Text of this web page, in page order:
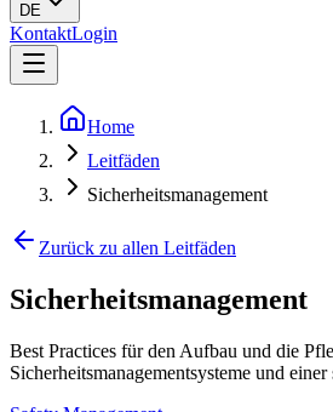
DE
KontaktLogin
Home
Leitfäden
Sicherheitsmanagement
Zurück zu allen Leitfäden
Sicherheitsmanagement
Best Practices für den Aufbau und die
Sicherheitsmanagementsysteme und